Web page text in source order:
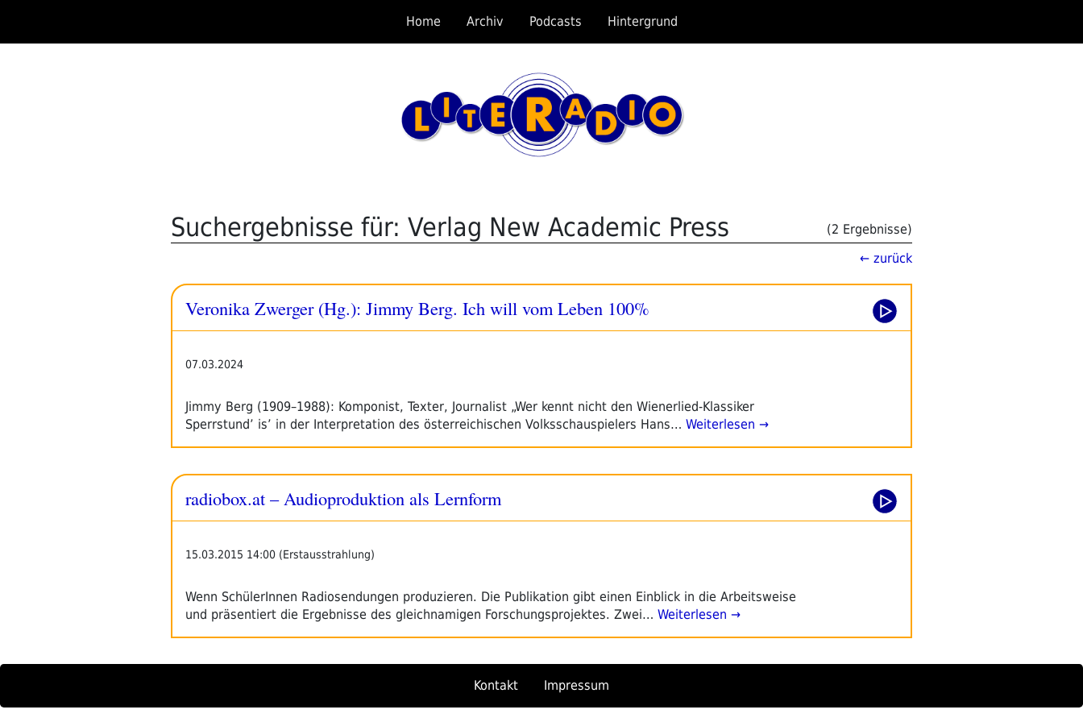
springen
Home Archiv Podcasts Hintergrund
Suchergebnisse für: Verlag New Academic Press
(2 Ergebnisse)
← zurück
Veronika Zwerger (Hg.): Jimmy Berg. Ich will vom Leben 100%
07.03.2024
Jimmy Berg (1909–1988): Komponist, Texter, Journalist „Wer kennt nicht den Wienerlied-Klassiker
Sperrstund’ is’ in der Interpretation des österreichischen Volksschauspielers Hans… Weiterlesen →
radiobox.at – Audioproduktion als Lernform
15.03.2015 14:00 (Erstausstrahlung)
Wenn SchülerInnen Radiosendungen produzieren. Die Publikation gibt einen Einblick in die Arbeitsweise
und präsentiert die Ergebnisse des gleichnamigen Forschungsprojektes. Zwei… Weiterlesen →
Kontakt Impressum